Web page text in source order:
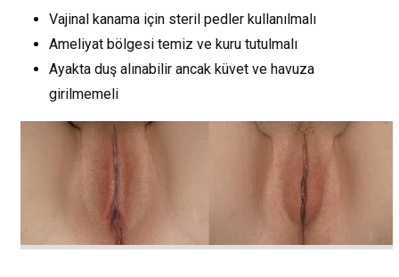
Vajinal kanama için steril pedler kullanılmalı
Ameliyat bölgesi temiz ve kuru tutulmalı
Ayakta duş alınabilir ancak küvet ve havuza
girilmemeli